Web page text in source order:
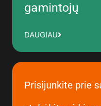
gamintojų
DAUGIAU
Prisijunkite prie